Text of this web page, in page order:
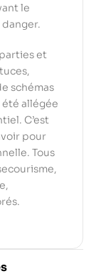
le
et
schémas
allégée
C’est
pour
Tous